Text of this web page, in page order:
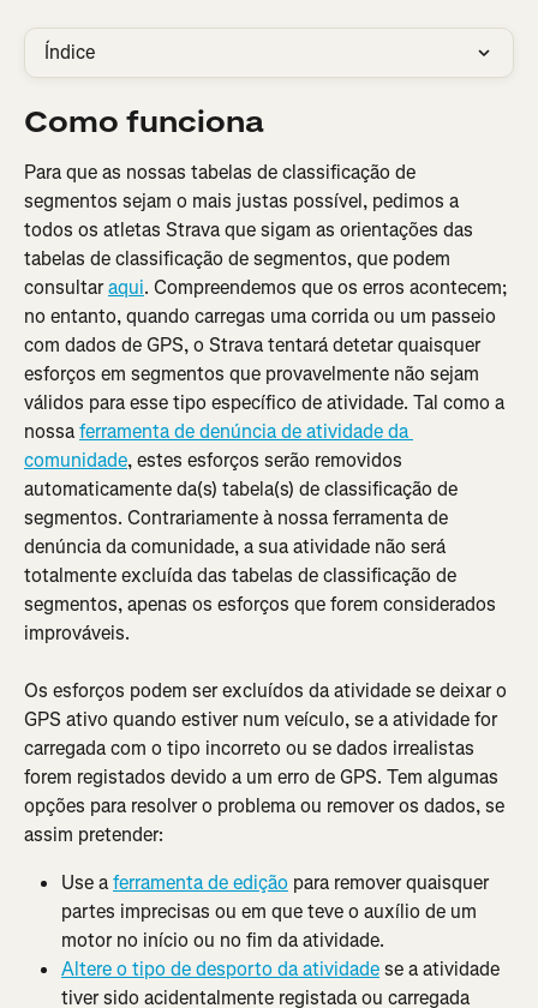
Índice
Como funciona
Para que as nossas tabelas de classificação de
segmentos sejam o mais justas possível, pedimos a
todos os atletas Strava que sigam as orientações das
tabelas de classificação de segmentos, que podem
consultar aqui. Compreendemos que os erros acontecem;
no entanto, quando carregas uma corrida ou um passeio
com dados de GPS, o Strava tentará detetar quaisquer
esforços em segmentos que provavelmente não sejam
válidos para esse tipo específico de atividade. Tal como a
nossa ferramenta de denúncia de atividade da
comunidade, estes esforços serão removidos
automaticamente da(s) tabela(s) de classificação de
segmentos. Contrariamente à nossa ferramenta de
denúncia da comunidade, a sua atividade não será
totalmente excluída das tabelas de classificação de
segmentos, apenas os esforços que forem considerados
improváveis.
Os esforços podem ser excluídos da atividade se deixar o
GPS ativo quando estiver num veículo, se a atividade for
carregada com o tipo incorreto ou se dados irrealistas
forem registados devido a um erro de GPS. Tem algumas
opções para resolver o problema ou remover os dados, se
assim pretender:
Use a ferramenta de edição para remover quaisquer
partes imprecisas ou em que teve o auxílio de um
motor no início ou no fim da atividade.
Altere o tipo de desporto da atividade se a atividade
tiver sido acidentalmente registada ou carregada